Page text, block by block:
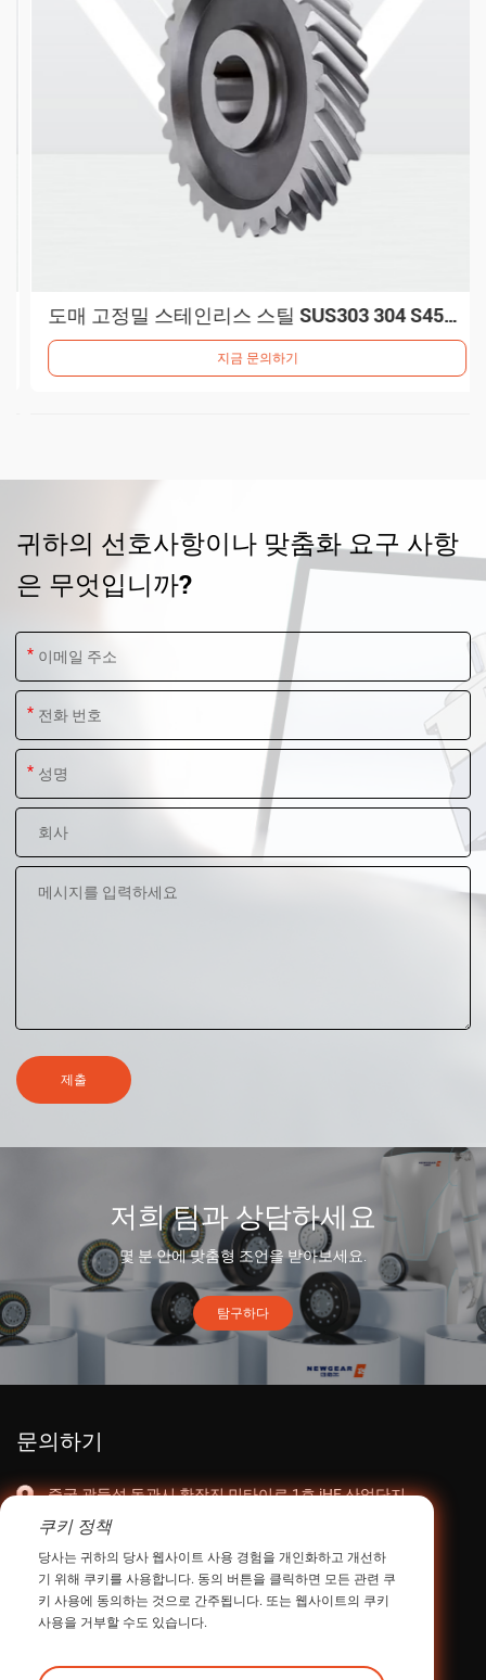
도매 고정밀 스테인리스 스틸 SUS303 304 S45C 헬리컬 인쇄 기어 휠
지금 문의하기
귀하의 선호사항이나 맞춤화 요구 사항
은 무엇입니까?
*
*
*
제출
저희 팀과 상담하세요
몇 분 안에 맞춤형 조언을 받아보세요.
탐구하다
문의하기
중국 광둥성 동관시 황장진 민타이로 1호 iHF 산업단지
이메일:intltrade@ihfcn.com
전화:+ 86 155 0755 7296(스티브 팽)
+ 86 150 1293 8124(써니첸)
팩스: +86-0769-82868510
쿠키 정책
당사는 귀하의 당사 웹사이트 사용 경험을 개인화하고 개선하
기 위해 쿠키를 사용합니다. 동의 버튼을 클릭하면 모든 관련 쿠
키 사용에 동의하는 것으로 간주됩니다. 또는 웹사이트의 쿠키
사용을 거부할 수도 있습니다.